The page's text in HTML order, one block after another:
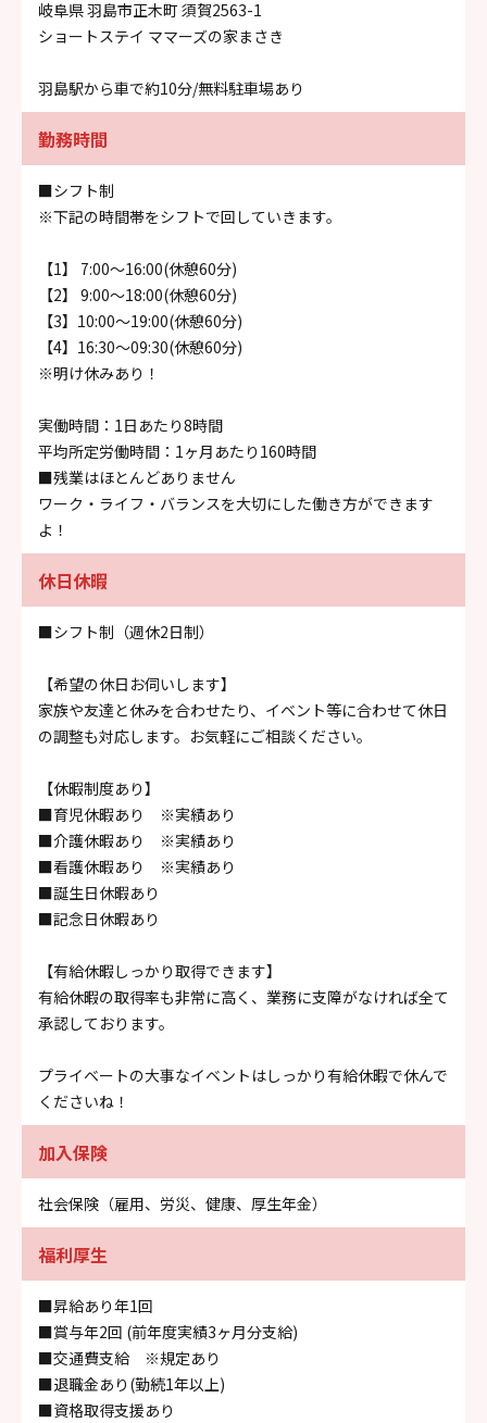
岐阜県 羽島市正木町 須賀2563-1
ショートステイ ママーズの家まさき
羽島駅から車で約10分/無料駐車場あり
勤務時間
■シフト制
※下記の時間帯をシフトで回していきます。
【1】 7:00～16:00(休憩60分)
【2】 9:00～18:00(休憩60分)
【3】10:00～19:00(休憩60分)
【4】16:30～09:30(休憩60分)
※明け休みあり！
実働時間：1日あたり8時間
平均所定労働時間：1ヶ月あたり160時間
■残業はほとんどありません
ワーク・ライフ・バランスを大切にした働き方ができます
よ！
休日休暇
■シフト制（週休2日制）
【希望の休日お伺いします】
家族や友達と休みを合わせたり、イベント等に合わせて休日
の調整も対応します。お気軽にご相談ください。
【休暇制度あり】
■育児休暇あり ※実績あり
■介護休暇あり ※実績あり
■看護休暇あり ※実績あり
■誕生日休暇あり
■記念日休暇あり
【有給休暇しっかり取得できます】
有給休暇の取得率も非常に高く、業務に支障がなければ全て
承認しております。
プライベートの大事なイベントはしっかり有給休暇で休んで
くださいね！
加入保険
社会保険（雇用、労災、健康、厚生年金）
福利厚生
■昇給あり年1回
■賞与年2回 (前年度実績3ヶ月分支給)
■交通費支給 ※規定あり
■退職金あり(勤続1年以上)
■資格取得支援あり